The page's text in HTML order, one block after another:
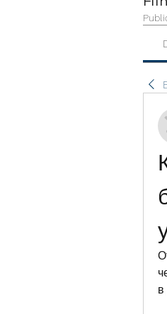
в